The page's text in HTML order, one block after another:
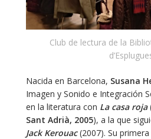
Club de lectura de la
Nacida en Barcelona, Susana
Imagen y Sonido e Integración
en la literatura con La casa roja
Sant Adrià, 2005), a la que
Jack Kerouac(2007). Su